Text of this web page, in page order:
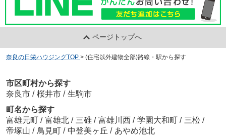
ページトップへ
奈良の日栄ハウジングTOP > (住宅以外建物全部)路線・駅から探す
市区町村から探す
奈良市 / 桜井市 / 生駒市
町名から探す
富雄元町 / 富雄北 / 三碓 / 富雄川西 / 学園大和町 / 三松 /
帝塚山 / 鳥見町 / 中登美ヶ丘 / あやめ池北